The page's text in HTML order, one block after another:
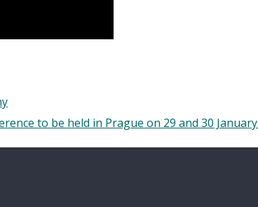
to be held in Prague on 29 and 30 January